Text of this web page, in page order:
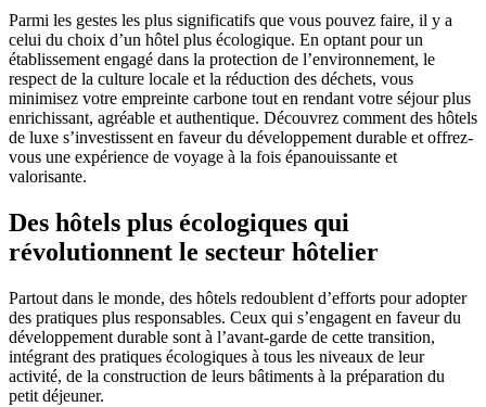
Parmi les gestes les plus significatifs que vous pouvez faire, il y a
celui du choix d’un hôtel plus écologique. En optant pour un
établissement engagé dans la protection de l’environnement, le
respect de la culture locale et la réduction des déchets, vous
minimisez votre empreinte carbone tout en rendant votre séjour plus
enrichissant, agréable et authentique. Découvrez comment des hôtels
de luxe s’investissent en faveur du développement durable et offrez-
vous une expérience de voyage à la fois épanouissante et
valorisante.
Des hôtels plus écologiques qui
révolutionnent le secteur hôtelier
Partout dans le monde, des hôtels redoublent d’efforts pour adopter
des pratiques plus responsables. Ceux qui s’engagent en faveur du
développement durable sont à l’avant-garde de cette transition,
intégrant des pratiques écologiques à tous les niveaux de leur
activité, de la construction de leurs bâtiments à la préparation du
petit déjeuner.